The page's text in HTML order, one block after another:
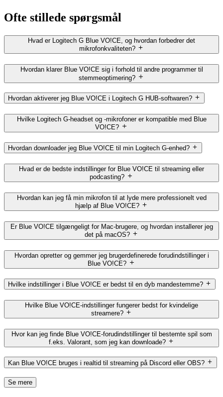
Ofte stillede spørgsmål
Hvad er Logitech G Blue VO!CE, og hvordan forbedrer det
mikrofonkvaliteten?
Hvordan klarer Blue VO!CE sig i forhold til andre programmer til
stemmeoptimering?
Hvordan aktiverer jeg Blue VO!CE i Logitech G HUB-softwaren?
Hvilke Logitech G-headset og -mikrofoner er kompatible med Blue
VO!CE?
Hvordan downloader jeg Blue VO!CE til min Logitech G-enhed?
Hvad er de bedste indstillinger for Blue VO!CE til streaming eller
podcasting?
Hvordan kan jeg få min mikrofon til at lyde mere professionelt ved
hjælp af Blue VO!CE?
Er Blue VO!CE tilgængeligt for Mac-brugere, og hvordan installerer jeg
det på macOS?
Hvordan opretter og gemmer jeg brugerdefinerede forudindstillinger i
Blue VO!CE?
Hvilke indstillinger i Blue VO!CE er bedst til en dyb mandestemme?
Hvilke Blue VO!CE-indstillinger fungerer bedst for kvindelige
streamere?
Hvor kan jeg finde Blue VO!CE-forudindstillinger til bestemte spil som
f.eks. Valorant, som jeg kan downloade?
Kan Blue VO!CE bruges i realtid til streaming på Discord eller OBS?
Se mere